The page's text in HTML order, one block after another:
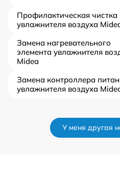
Профилактическая чистка
увлажнителя воздуха
Замена нагревательного
элемента увлажнителя
Midea
Замена контроллера
увлажнителя воздуха
У меня другая